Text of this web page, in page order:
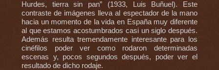
Hurdes, tierra sin pan” (1933, Luis Buñuel). Este
contraste de imágenes lleva al espectador de la mano
hacia un momento de la vida en España muy diferente
al que estamos acostumbrados casi un siglo después.
Además resulta tremendamente interesante para los
cinéfilos poder ver como rodaron determinadas
escenas y, pocos segundos después, poder ver el
resultado de dicho rodaje.